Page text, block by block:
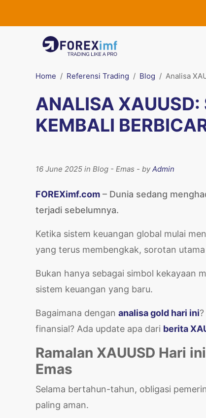
Home Referensi Trading Blog Analisa
ANALISA
KEMBALI
16 June 2025 in Blog - Emas - byAdmin
FOREXimf.com – Dunia sedang
terjadi sebelumnya.
Ketika sistem keuangan global mulai
yang terus membengkak, sorotan
Bukan hanya sebagai simbol kekayaan
sistem keuangan yang baru.
Bagaimana dengan analisa gold hari ini
finansial? Ada update apa dari berita
Ramalan XAUUSD Hari
Emas
Selama bertahun-tahun, obligasi
paling aman.